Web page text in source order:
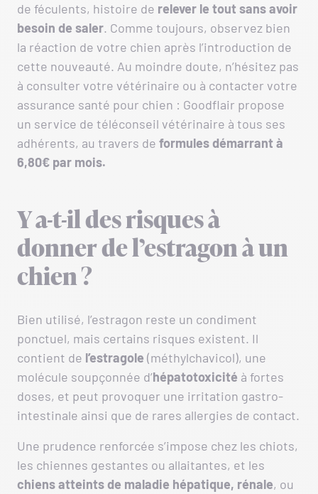
de féculents, histoire de relever le tout sans avoir
besoin de saler. Comme toujours, observez bien
la réaction de votre chien après l’introduction de
cette nouveauté. Au moindre doute, n’hésitez pas
à consulter votre vétérinaire ou à contacter votre
assurance santé pour chien : Goodflair propose
un service de téléconseil vétérinaire à tous ses
adhérents, au travers de formules démarrant à
6,80€ par mois.
Y a-t-il des risques à
donner de l’estragon à un
chien ?
Bien utilisé, l’estragon reste un condiment
ponctuel, mais certains risques existent. Il
contient de l’estragole (méthylchavicol), une
molécule soupçonnée d’hépatotoxicité à fortes
doses, et peut provoquer une irritation gastro-
intestinale ainsi que de rares allergies de contact.
Une prudence renforcée s’impose chez les chiots,
les chiennes gestantes ou allaitantes, et les
chiens atteints de maladie hépatique, rénale, ou